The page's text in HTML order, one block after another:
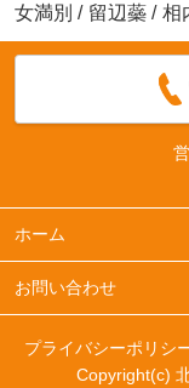
女満別 / 留辺蘂 / 相
ホーム
お問い合わせ
プライバシーポリシ
Copyright(c)